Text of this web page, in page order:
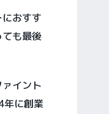
おすす
も最後
イント
年に創業